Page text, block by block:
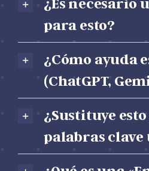
¿Cómo ayuda
(ChatGPT,
¿Sustituye esto
palabras
¿Qué es una
SEO?